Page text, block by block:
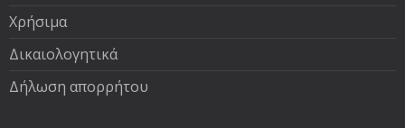
Χρήσιμα
Δικαιολογητικά
Δήλωση απορρήτου